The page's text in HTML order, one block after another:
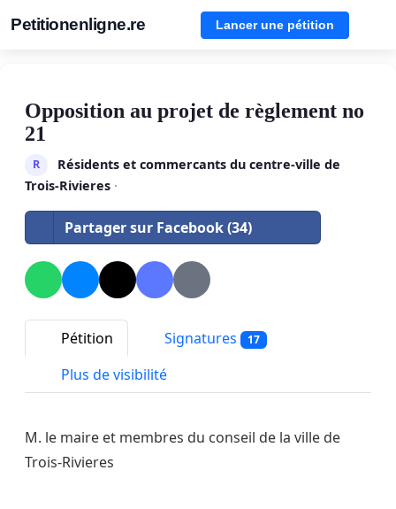
Petitionenligne.re Lancer une pétition
Opposition au projet de règlement no
21
R
Résidents et commercants du centre-ville de
Trois-Rivieres ·
Partager sur Facebook (34)
Pétition Signatures 17
Plus de visibilité
M. le maire et membres du conseil de la ville de
Trois-Rivieres